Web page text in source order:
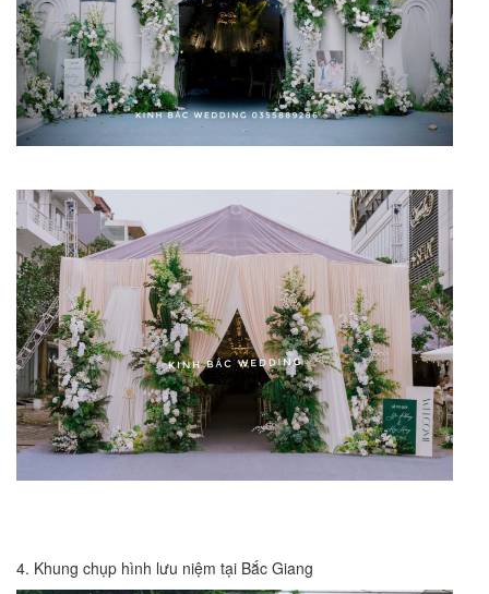
4. Khung chụp hình lưu niệm tại Bắc Giang